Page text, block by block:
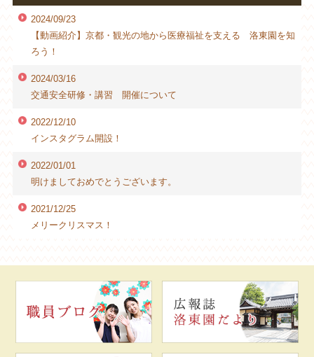
2024/09/23
【動画紹介】京都・観光の地から医療福祉を支える 洛東園を知
ろう！
2024/03/16
交通安全研修・講習 開催について
2022/12/10
インスタグラム開設！
2022/01/01
明けましておめでとうございます。
2021/12/25
メリークリスマス！